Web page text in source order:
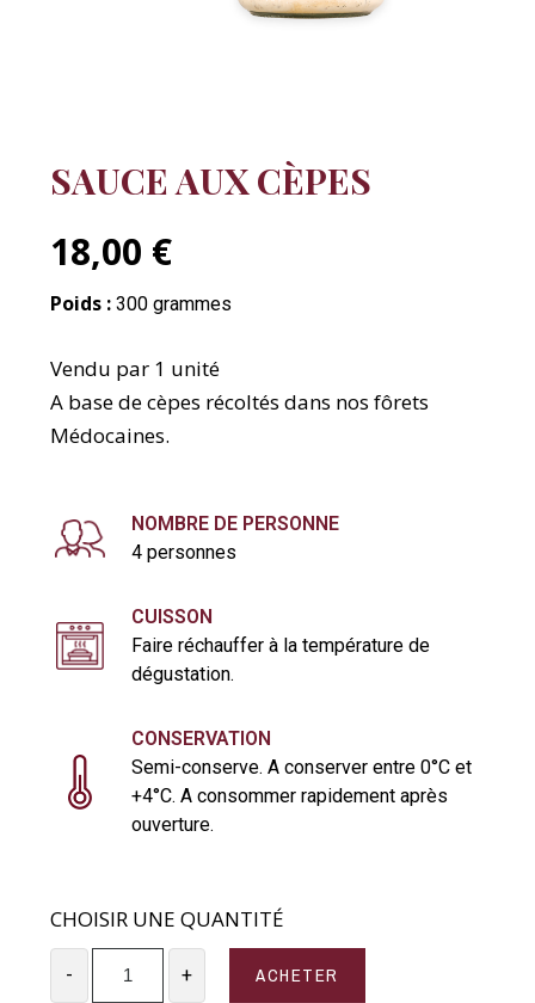
SAUCE AUX CÈPES
18,00 €
Poids : 300 grammes
Vendu par 1 unité
A base de cèpes récoltés dans nos fôrets
Médocaines.
NOMBRE DE PERSONNE
4 personnes
CUISSON
Faire réchauffer à la température de
dégustation.
CONSERVATION
Semi-conserve. A conserver entre 0°C et
+4°C. A consommer rapidement après
ouverture.
CHOISIR UNE QUANTITÉ
- + ACHETER